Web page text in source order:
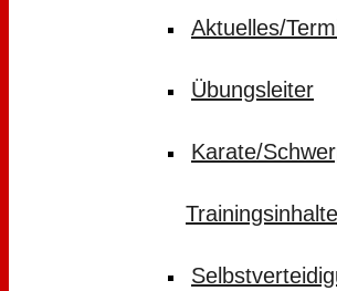
Aktuelles/
Übungsleiter
Karate/
Trainingsinhalte